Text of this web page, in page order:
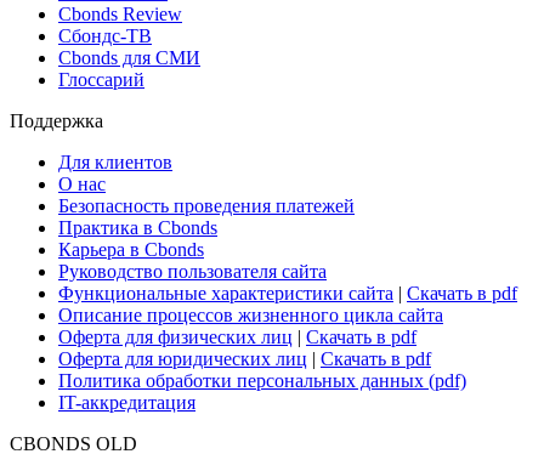
Новости и Аналитика
Новости рынка
Research Hub
Cbonds Review
Сбондс-ТВ
Глоссарий
Поддержка
Для клиентов
О нас
Безопасность проведения платежей
Практика в Cbonds
Карьера в Cbonds
Руководство пользователя сайта
Функциональные характеристики сайта|Скачать в pdf
Описание процессов жизненного цикла сайта
Оферта для физических лиц
Оферта для юридических лиц